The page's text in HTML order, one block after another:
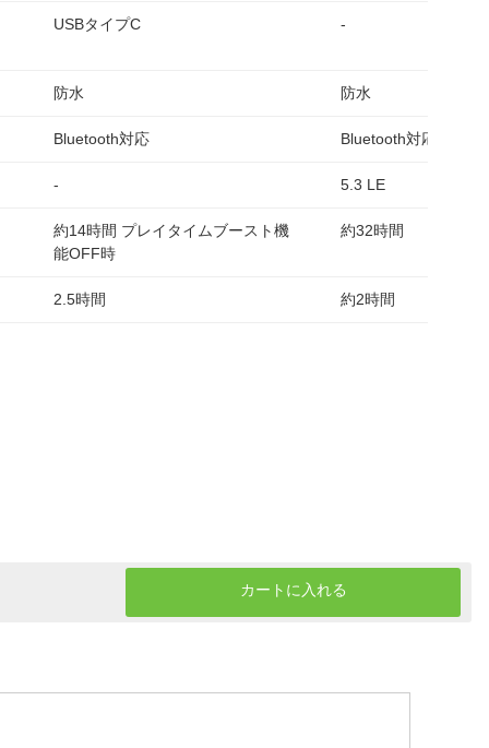
USBタイプC
防水
Bluetooth対応
-
約14時間 プレイタイムブースト機
能OFF時
2.5時間
-
防水
Bluetooth対応
5.3 LE
約32時間
約2時間
カートに入れる